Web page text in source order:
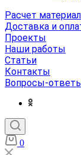
Расчет
Доставка и
Проекты
Наши работы
Статьи
Контакты
Вопросы-
0